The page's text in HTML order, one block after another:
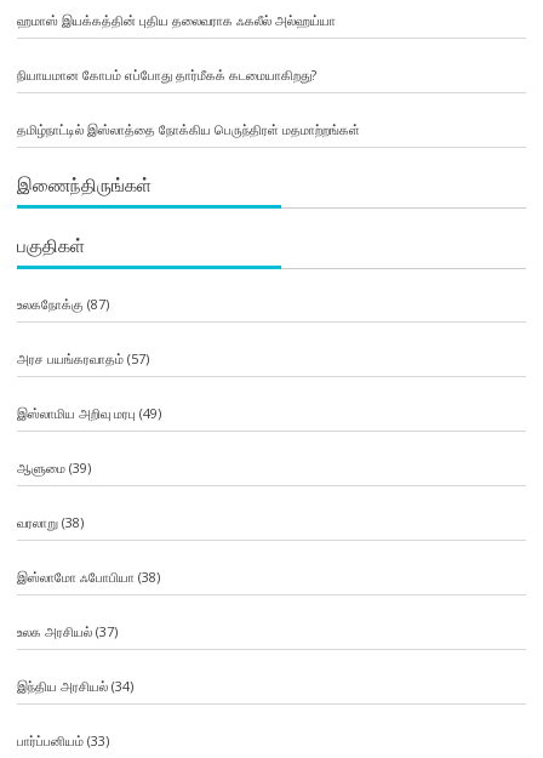
ஹமாஸ் இயக்கத்தின் புதிய தலைவராக ஃகலீல் அல்ஹய்யா
நியாயமான கோபம் எப்போது தார்மீகக் கடமையாகிறது?
தமிழ்நாட்டில் இஸ்லாத்தை நோக்கிய பெருந்திரள் மதமாற்றங்கள்
இணைந்திருங்கள்
பகுதிகள்
உலகநோக்கு (87)
அரச பயங்கரவாதம்(57)
இஸ்லாமிய அறிவு மரபு (49)
ஆளுமை(39)
வரலாறு(38)
இஸ்லாமோ ஃபோபியா (38)
உலக அரசியல்(37)
இந்திய அரசியல்(34)
பார்ப்பனியம்(33)